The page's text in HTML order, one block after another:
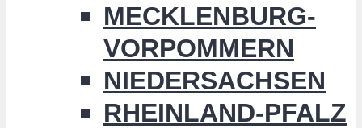
MECKLENBURG-
VORPOMMERN
NIEDERSACHSEN
RHEINLAND-PFALZ